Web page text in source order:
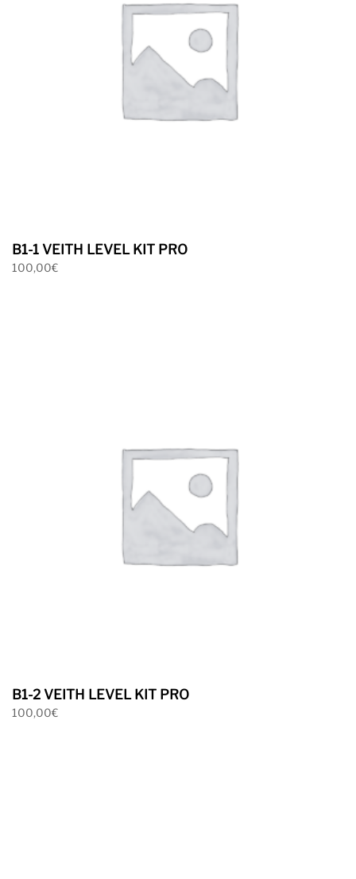
B1-1 VEITH LEVEL KIT PRO
100,00€
B1-2 VEITH LEVEL KIT PRO
100,00€